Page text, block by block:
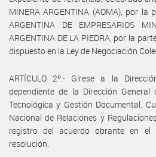
MINERA ARGENTINA (AOMA), por la
ARGENTINA DE EMPRESARIOS
ARGENTINA DE LA PIEDRA, por la
dispuesto en la Ley de Negociación
ARTÍCULO 2º.- Gírese a la
dependiente de la Dirección
Tecnológica y Gestión Documental.
Nacional de Relaciones y
registro del acuerdo obrante en
resolución.